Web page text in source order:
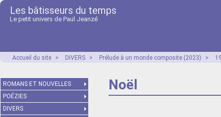
Les bâtisseurs du temps
Le petit univers de Paul Jeanzé
Accueil du site > DIVERS > Prélude à un monde composite (2023) >
Noël
ROMANS ET NOUVELLES
POÉZIES
DIVERS